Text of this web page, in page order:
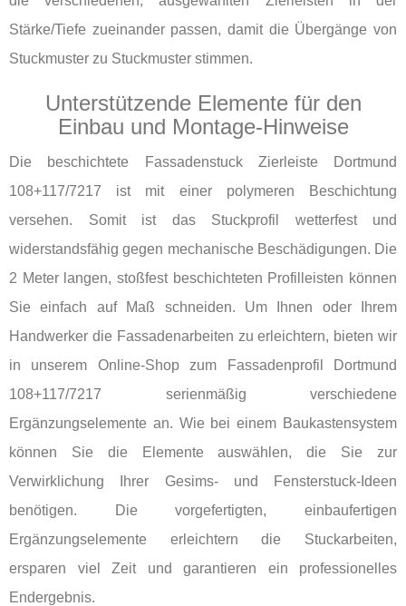
Stärke/Tiefe zueinander passen, damit die Übergänge von
Stuckmuster zu Stuckmuster stimmen.
Unterstützende Elemente für den
Einbau und Montage-Hinweise
Die beschichtete Fassadenstuck Zierleiste Dortmund
108+117/7217 ist mit einer polymeren Beschichtung
versehen. Somit ist das Stuckprofil wetterfest und
widerstandsfähig gegen mechanische Beschädigungen. Die
2 Meter langen, stoßfest beschichteten Profilleisten können
Sie einfach auf Maß schneiden. Um Ihnen oder Ihrem
Handwerker die Fassadenarbeiten zu erleichtern, bieten wir
in unserem Online-Shop zum Fassadenprofil Dortmund
108+117/7217 serienmäßig verschiedene
Ergänzungselemente an. Wie bei einem Baukastensystem
können Sie die Elemente auswählen, die Sie zur
Verwirklichung Ihrer Gesims- und Fensterstuck-Ideen
benötigen. Die vorgefertigten, einbaufertigen
Ergänzungselemente erleichtern die Stuckarbeiten,
ersparen viel Zeit und garantieren ein professionelles
Endergebnis.